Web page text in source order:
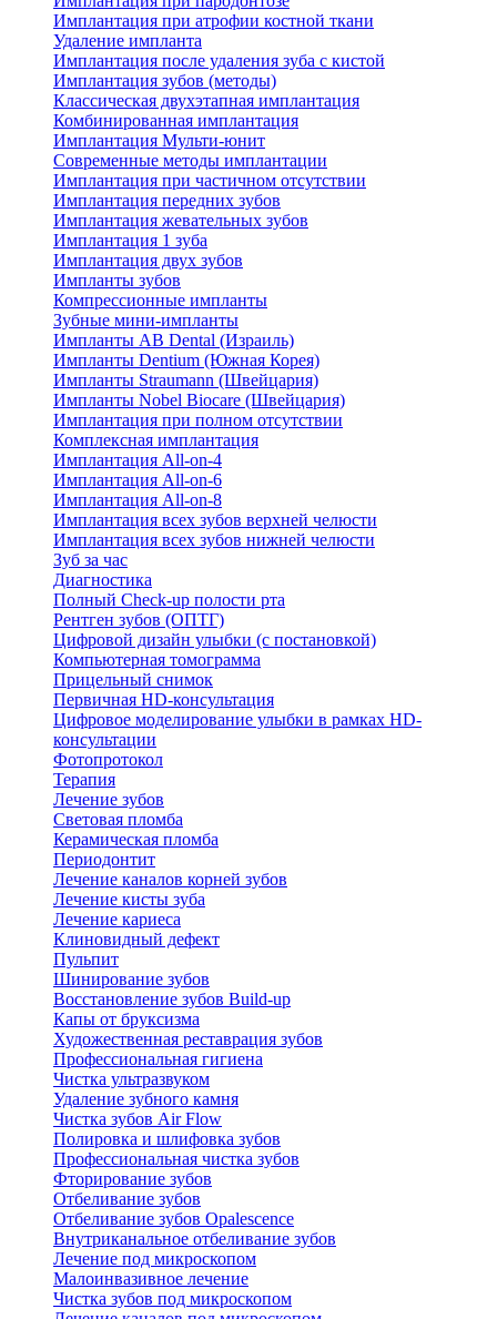
Имплантация при атрофии костной ткани
Удаление импланта
Имплантация после удаления зуба с кистой
Имплантация зубов (методы)
Классическая двухэтапная имплантация
Комбинированная имплантация
Имплантация Мульти-юнит
Современные методы имплантации
Имплантация при частичном отсутствии
Имплантация передних зубов
Имплантация жевательных зубов
Имплантация 1 зуба
Имплантация двух зубов
Импланты зубов
Компрессионные импланты
Зубные мини-импланты
Импланты AB Dental (Израиль)
Импланты Dentium (Южная Корея)
Импланты Straumann (Швейцария)
Импланты Nobel Biocare (Швейцария)
Имплантация при полном отсутствии
Комплексная имплантация
Имплантация All-on-4
Имплантация All-on-6
Имплантация All-on-8
Имплантация всех зубов верхней челюсти
Имплантация всех зубов нижней челюсти
Зуб за час
Диагностика
Полный Check-up полости рта
Рентген зубов (ОПТГ)
Цифровой дизайн улыбки (с постановкой)
Компьютерная томограмма
Прицельный снимок
Первичная HD-консультация
Цифровое моделирование улыбки в рамках HD-
консультации
Фотопротокол
Терапия
Лечение зубов
Световая пломба
Керамическая пломба
Периодонтит
Лечение каналов корней зубов
Лечение кисты зуба
Лечение кариеса
Клиновидный дефект
Пульпит
Шинирование зубов
Восстановление зубов Build-up
Капы от бруксизма
Художественная реставрация зубов
Профессиональная гигиена
Чистка ультразвуком
Удаление зубного камня
Чистка зубов Air Flow
Полировка и шлифовка зубов
Профессиональная чистка зубов
Фторирование зубов
Отбеливание зубов
Отбеливание зубов Opalescence
Внутриканальное отбеливание зубов
Лечение под микроскопом
Малоинвазивное лечение
Чистка зубов под микроскопом